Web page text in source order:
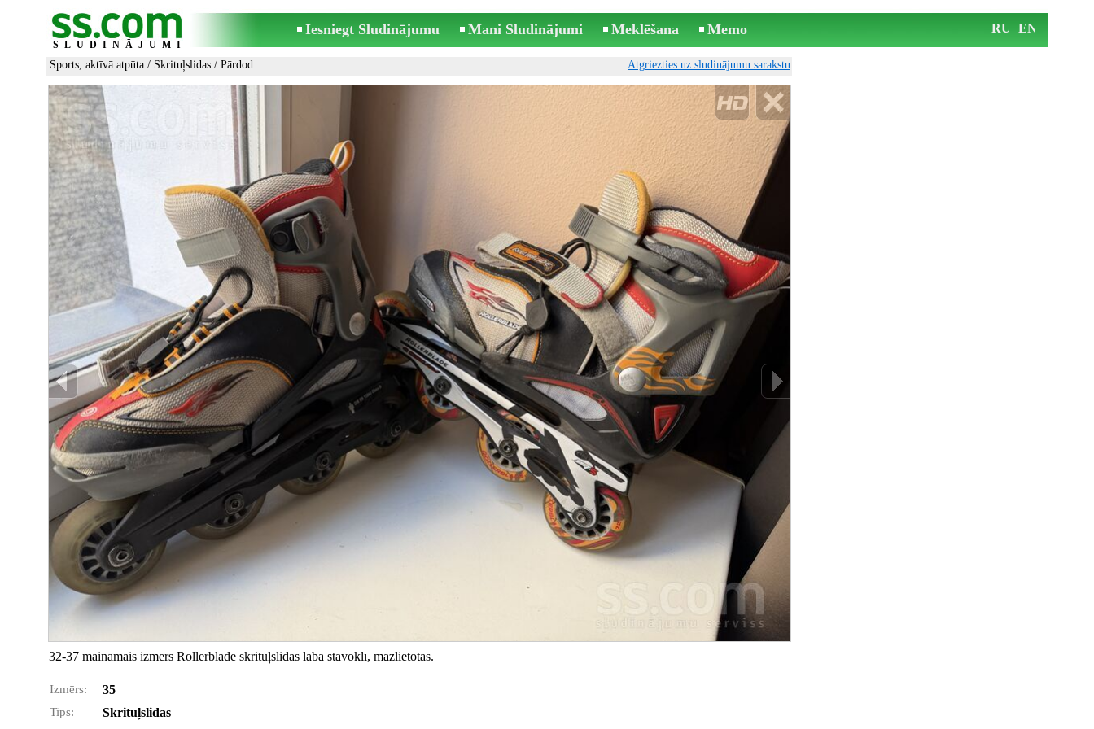
SLUDINĀJUMI
Iesniegt Sludinājumu Mani Sludinājumi Meklēšana Memo RU EN
Sports, aktīvā atpūta / Skrituļslidas / Pārdod Atgriezties uz sludinājumu sarakstu
32-37 maināmais izmērs Rollerblade skrituļslidas labā stāvoklī, mazlietotas.
Izmērs: 35
Tips: Skrituļslidas